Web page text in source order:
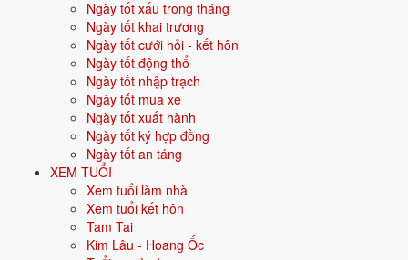
Ngày tốt xấu trong tháng
Ngày tốt khai trương
Ngày tốt cưới hỏi - kết hôn
Ngày tốt động thổ
Ngày tốt nhập trạch
Ngày tốt mua xe
Ngày tốt xuất hành
Ngày tốt ký hợp đồng
Ngày tốt an táng
XEM TUỔI
Xem tuổi làm nhà
Xem tuổi kết hôn
Tam Tai
Kim Lâu - Hoang Ốc
Màu hợp:Đỏ, Hồng, Cam, Tím. Hướng hợp:
Vận khí khi sinh:Vận 9 Cửu Tử Hỏa (2024-2043) - Danh vọng, công
2026: 3 tuổi mụ, năm Bính Ngọ - Bình hoà với Thái Tuế.
Sinh năm 2024 là tuổi gì, mệnh gì?
Người sinh năm2024là tuổiGiáp Thìn
Đăng Hỏa, mệnhHỏa . Màu hợp gồm Đỏ, Hồng, Cam, Tím; hướng
hợp là Nam. Bảng dưới đây tóm tắt 10 chỉ số cốt lõi:
Năm sinh dương